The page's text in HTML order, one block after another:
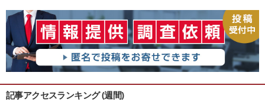
記事アクセスランキング (週間)